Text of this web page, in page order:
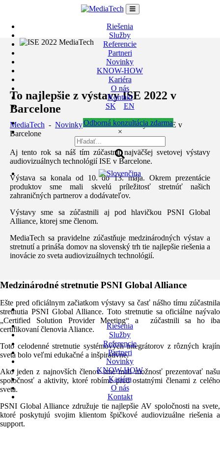
Riešenia
Služby
Referencie
Partneri
Novinky
KNOW-HOW
Kariéra
O nás
Kontakt
SK
EN
Odborná konzultácia zdarma
×
Riešenia
Služby
Referencie
Partneri
Novinky
KNOW-HOW
Kariéra
O nás
Kontakt
To najlepšie z výstavy ISE 2022 v
Barcelone
MediaTech - Novinky-MediaTech na výstave ISE v
Barcelone
Aj tento rok sa náš tím zúčastnil najväčšej svetovej výstavy
audiovizuálnych technológií ISE v Barcelone.
Výstava sa konala od 10. do 13. mája. Okrem prezentácie
produktov sme mali skvelú príležitosť stretnúť našich
zahraničných partnerov a dodávateľov.
Výstavy sme sa zúčastnili aj pod hlavičkou PSNI Global
Alliance, ktorej sme členom.
MediaTech sa pravidelne zúčastňuje medzinárodných výstav a
stretnutí a prináša domov na slovenský trh tie najlepšie riešenia a
inovácie zo sveta audiovizuálnych technológií.
Medzinárodné stretnutie PSNI Global Alliance
Ešte pred oficiálnym začiatkom výstavy sa časť nášho tímu zúčastnila
stretnutia PSNI Global Alliance. Toto stretnutie sa oficiálne naývalo
„Certified Solution Provider Meeting“ a zúčastnili sa ho iba
certifikovaní členovia Aliance.
Toto celodenné stretnutie systémových integrátorov z rôzných krajín
sveta bolo veľmi edukačné a inšpiratívne.
Ako jeden z najnovších členov sme mali možnosť prezentovať našu
spoločnosť a aktivity, ktoré robíme pred ostatnými členami z celého
sveta.
PSNI Global Alliance združuje tie najlepšie AV spoločnosti na svete,
ktoré poskytujú svojim klientom špičkové audiovizuálne riešenia a
support.